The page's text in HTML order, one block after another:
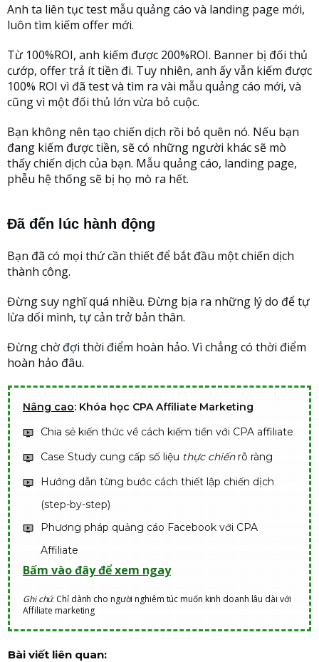
Anh ta liên tục test mẫu quảng cáo và landing page mới,
luôn tìm kiếm offer mới.
Từ 100%ROI, anh kiếm được 200%ROI. Banner bị đối thủ
cướp, offer trả ít tiền đi. Tuy nhiên, anh ấy vẫn kiếm được
100% ROI vì đã test và tìm ra vài mẫu quảng cáo mới, và
cũng vì một đối thủ lớn vừa bỏ cuộc.
Bạn không nên tạo chiến dịch rồi bỏ quên nó. Nếu bạn
đang kiếm được tiền, sẽ có những người khác sẽ mò
thấy chiến dịch của bạn. Mẫu quảng cáo, landing page,
phễu hệ thống sẽ bị họ mò ra hết.
Đã đến lúc hành động
Bạn đã có mọi thứ cần thiết để bắt đầu một chiến dịch
thành công.
Đừng suy nghĩ quá nhiều. Đừng bịa ra những lý do để tự
lừa dối mình, tự cản trở bản thân.
Đừng chờ đợi thời điểm hoàn hảo. Vì chẳng có thời điểm
hoàn hảo đâu.
Nâng cao: Khóa học CPA Affiliate Marketing
Chia sẻ kiến thức về cách kiếm tiền với CPA affiliate
Case Study cung cấp số liệu thực chiếnrõ ràng
Hướng dẫn từng bước cách thiết lập chiến dịch
(step-by-step)
Phương pháp quảng cáo Facebook với CPA
Affiliate
Bấm vào đây để xem ngay
Ghi chú: Chỉ dành cho người nghiêm túc muốn kinh doanh lâu dài với
Affiliate marketing
Bài viết liên quan: